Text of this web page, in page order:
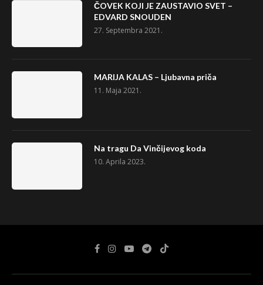
ČOVEK KOJI JE ZAUSTAVIO SVET –
EDVARD SNOUDEN
27. Septembra 2021.
MARIJA KALAS – Ljubavna priča
11. Maja 2021.
Na tragu Da Vinčijevog koda
10. Aprila 2023.